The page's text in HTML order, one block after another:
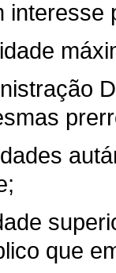
interesse
que